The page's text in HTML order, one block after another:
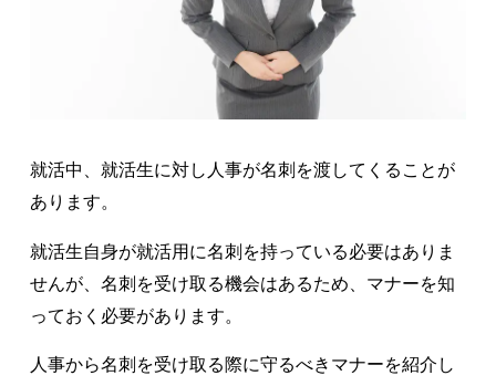
就活中、就活生に対し人事が名刺を渡してくることが
あります。
就活生自身が就活用に名刺を持っている必要はありま
せんが、名刺を受け取る機会はあるため、マナーを知
っておく必要があります。
人事から名刺を受け取る際に守るべきマナーを紹介し